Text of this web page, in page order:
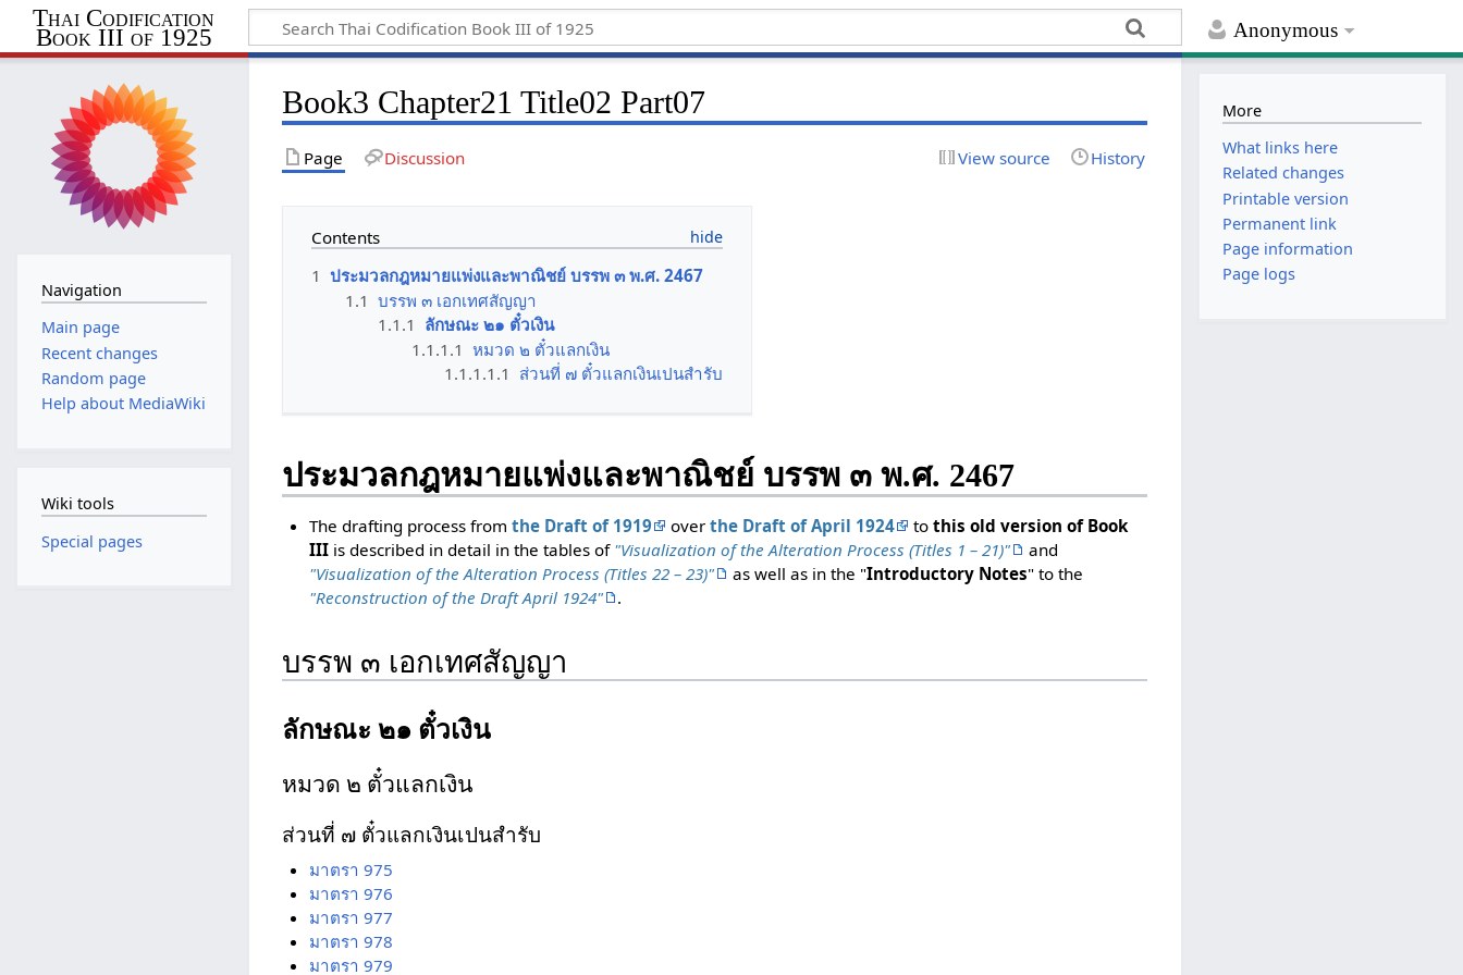
Anonymous
Thai Codification
Book III of 1925
Book3 Chapter21 Title02 Part07
Page Discussion View source History
Contents
1 ประมวลกฎหมายแพ่งและพาณิชย์ บรรพ ๓ พ.ศ. 2467
1.1 บรรพ ๓ เอกเทศสัญญา
1.1.1 ลักษณะ ๒๑ ตั๋วเงิน
1.1.1.1 หมวด ๒ ตั๋วแลกเงิน
1.1.1.1.1 ส่วนที่ ๗ ตั๋วแลกเงินเปนสำรับ
ประมวลกฎหมายแพ่งและพาณิชย์ บรรพ ๓ พ.ศ. 2467
The drafting process from the Draft of 1919 over the Draft of April 1924 to this old version of Book
IIIis described in detail in the tables of "Visualization of the Alteration Process (Titles 1 – 21)"
and
"Visualization of the Alteration Process (Titles 22 – 23)"
as well as in the "Introductory Notes" to the
"Reconstruction of the Draft April 1924"
.
บรรพ ๓ เอกเทศสัญญา
ลักษณะ ๒๑ ตั๋วเงิน
หมวด ๒ ตั๋วแลกเงิน
ส่วนที่ ๗ ตั๋วแลกเงินเปนสำรับ
มาตรา 975
มาตรา 976
มาตรา 977
มาตรา 978
มาตรา 979
Navigation
Main page
Recent changes
Random page
Help about MediaWiki
Wiki tools
Special pages
More
What links here
Related changes
Printable version
Permanent link
Page information
Page logs